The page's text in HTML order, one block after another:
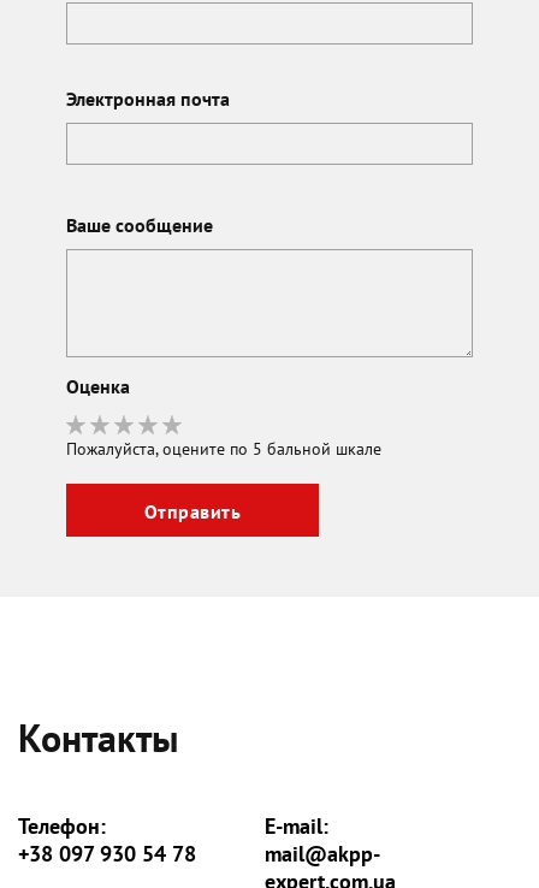
Электронная почта
Ваше сообщение
Оценка
Пожалуйста, оцените по 5 бальной шкале
Контакты
Телефон:
+38 097 930 54 78
E-mail:
mail@akpp-
expert.com.ua